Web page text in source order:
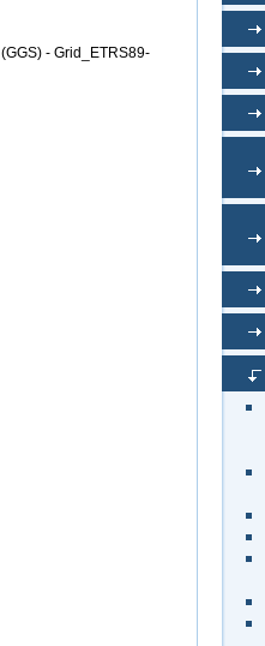
- Grid_ETRS89-